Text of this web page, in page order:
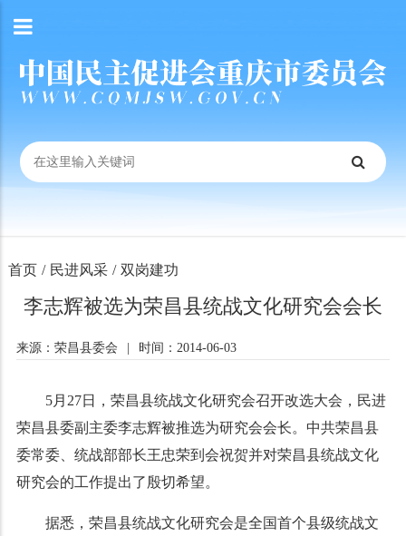
首页 / 民进风采 / 双岗建功
李志辉被选为荣昌县统战文化研究会会长
来源：荣昌县委会 时间：2014-06-03
5月27日，荣昌县统战文化研究会召开改选大会，民进
荣昌县委副主委李志辉被推选为研究会会长。中共荣昌县
委常委、统战部部长王忠荣到会祝贺并对荣昌县统战文化
研究会的工作提出了殷切希望。
据悉，荣昌县统战文化研究会是全国首个县级统战文